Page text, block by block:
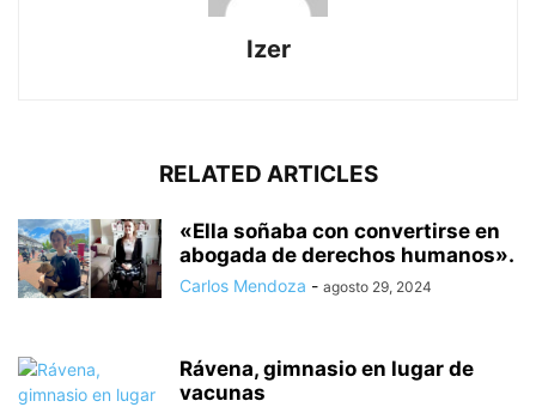
Izer
RELATED ARTICLES
«Ella soñaba con convertirse en
abogada de derechos humanos».
Carlos Mendoza - agosto 29, 2024
Rávena, gimnasio en lugar de
vacunas